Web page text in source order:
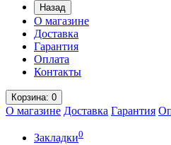
Назад
О магазине
Доставка
Гарантия
Оплата
Контакты
Корзина: 0
О магазине Доставка Гарантия
Закладки0